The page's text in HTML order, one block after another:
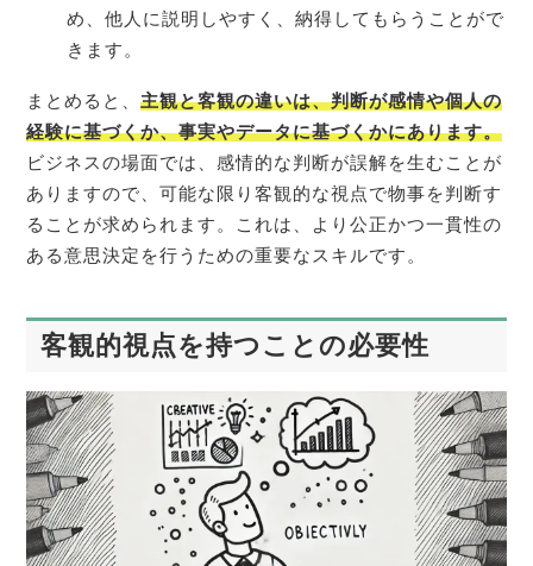
め、他人に説明しやすく、納得してもらうことがで
きます。
まとめると、主観と客観の違いは、判断が感情や個人の
経験に基づくか、事実やデータに基づくかにあります。
ビジネスの場面では、感情的な判断が誤解を生むことが
ありますので、可能な限り客観的な視点で物事を判断す
ることが求められます。これは、より公正かつ一貫性の
ある意思決定を行うための重要なスキルです。
客観的視点を持つことの必要性